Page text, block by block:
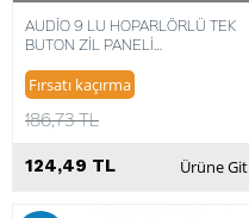
AUDİO 9 LU HOPARLÖRLÜ TEK
BUTON ZİL PANELİ
Fırsatı kaçırma
186,73 TL
124,49 TL Ürüne Git